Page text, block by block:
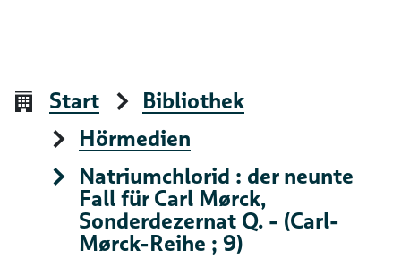
Start
Bibliothek
Hörmedien
Natriumchlorid : der neunte
Fall für Carl Mørck,
Sonderdezernat Q. - (Carl-
Mørck-Reihe ; 9)